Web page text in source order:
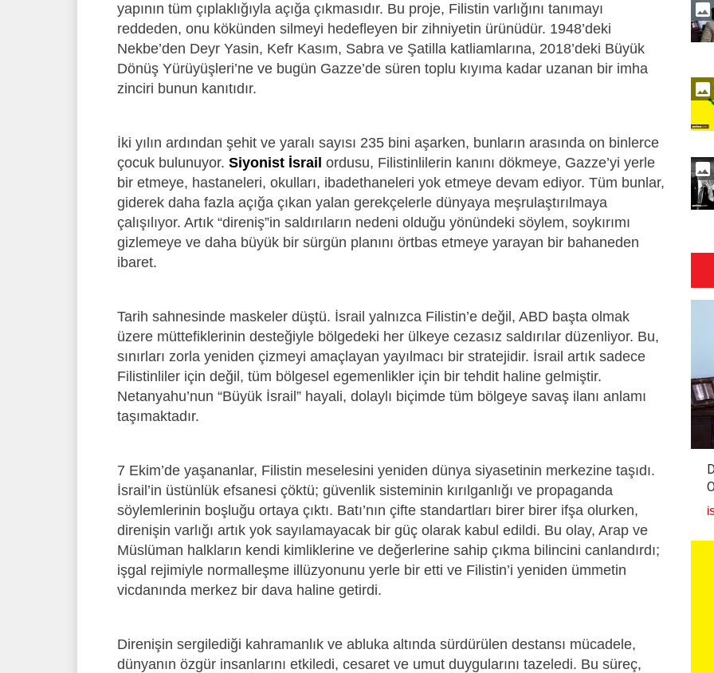
yapının tüm çıplaklığıyla açığa çıkmasıdır. Bu proje, Filistin varlığını tanımayı
reddeden, onu kökünden silmeyi hedefleyen bir zihniyetin ürünüdür. 1948’deki
Nekbe’den Deyr Yasin, Kefr Kasım, Sabra ve Şatilla katliamlarına, 2018’deki Büyük
Dönüş Yürüyüşleri’ne ve bugün Gazze’de süren toplu kıyıma kadar uzanan bir imha
zinciri bunun kanıtıdır.
İki yılın ardından şehit ve yaralı sayısı 235 bini aşarken, bunların arasında on binlerce
çocuk bulunuyor. Siyonist İsrail ordusu, Filistinlilerin kanını dökmeye, Gazze’yi yerle
bir etmeye, hastaneleri, okulları, ibadethaneleri yok etmeye devam ediyor. Tüm bunlar,
giderek daha fazla açığa çıkan yalan gerekçelerle dünyaya meşrulaştırılmaya
çalışılıyor. Artık “direniş”in saldırıların nedeni olduğu yönündeki söylem, soykırımı
gizlemeye ve daha büyük bir sürgün planını örtbas etmeye yarayan bir bahaneden
ibaret.
Tarih sahnesinde maskeler düştü. İsrail yalnızca Filistin’e değil, ABD başta olmak
üzere müttefiklerinin desteğiyle bölgedeki her ülkeye cezasız saldırılar düzenliyor. Bu,
sınırları zorla yeniden çizmeyi amaçlayan yayılmacı bir stratejidir. İsrail artık sadece
Filistinliler için değil, tüm bölgesel egemenlikler için bir tehdit haline gelmiştir.
Netanyahu’nun “Büyük İsrail” hayali, dolaylı biçimde tüm bölgeye savaş ilanı anlamı
taşımaktadır.
7 Ekim’de yaşananlar, Filistin meselesini yeniden dünya siyasetinin merkezine taşıdı.
İsrail’in üstünlük efsanesi çöktü; güvenlik sisteminin kırılganlığı ve propaganda
söylemlerinin boşluğu ortaya çıktı. Batı’nın çifte standartları birer birer ifşa olurken,
direnişin varlığı artık yok sayılamayacak bir güç olarak kabul edildi. Bu olay, Arap ve
Müslüman halkların kendi kimliklerine ve değerlerine sahip çıkma bilincini canlandırdı;
işgal rejimiyle normalleşme illüzyonunu yerle bir etti ve Filistin’i yeniden ümmetin
vicdanında merkez bir dava haline getirdi.
Direnişin sergilediği kahramanlık ve abluka altında sürdürülen destansı mücadele,
dünyanın özgür insanlarını etkiledi, cesaret ve umut duygularını tazeledi. Bu süreç,